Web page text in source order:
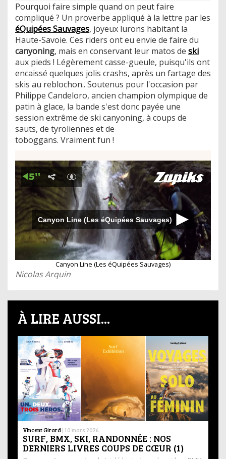
Pourquoi faire simple quand on peut faire
compliqué ? Un proverbe appliqué à la lettre par les
éQuipées Sauvages, joyeux lurons habitant la
Haute-Savoie. Ces riders ont eu envie de faire du
canyoning, mais en conservant leur matos de ski
aux pieds ! Légèrement casse-gueule, puisqu'ils ont
encaissé quelques jolis crashs, après un fartage des
skis au reblochon.. Soutenus pour l'occasion par
Philippe Candeloro, ancien champion olympique de
patin à glace, la bande s'est donc payée une
session extrême de ski canyoning, à coups de
sauts, de tyroliennes et de
toboggans. Vraiment fun !
Canyon Line (Les éQuipées Sauvages)
Nicolas Arquin
À LIRE AUSSI...
Vincent Girard | 10 mars 2026
SURF, BMX, SKI, RANDONNÉE : NOS
DERNIERS LIVRES COUPS DE CŒUR (1)